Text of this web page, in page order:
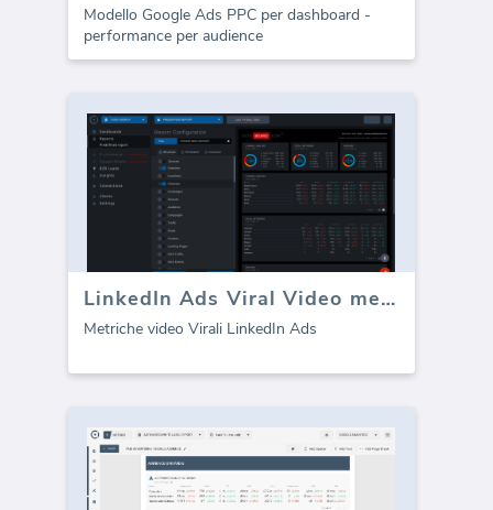
Modello Google Ads PPC per dashboard -
performance per audience
LinkedIn Ads Viral Video metriche
Metriche video Virali LinkedIn Ads